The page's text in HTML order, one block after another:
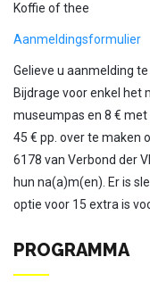
Koffie of thee
Aanmeldingsformulier
Gelieve u aanmelding
Bijdrage voor enkel het
museumpas en 8 €
45 € pp. over te maken
6178 van Verbond der
hun na(a)m(en). Er is
optie voor 15 extra is
PROGRAMMA